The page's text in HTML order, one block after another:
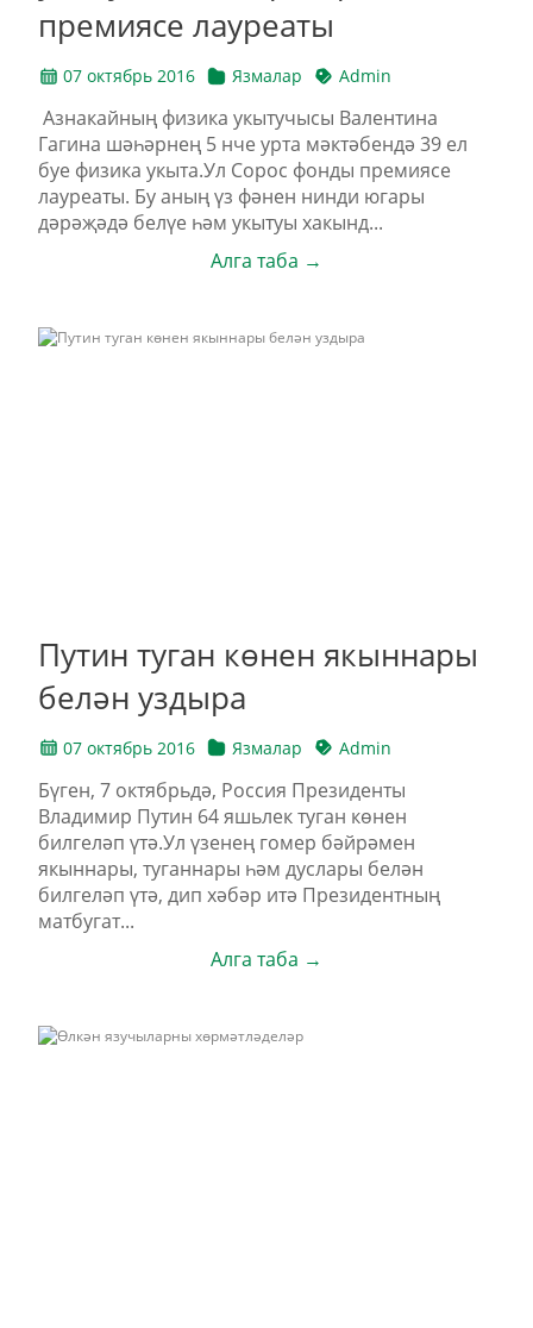
премиясе лауреаты
07 октябрь 2016 Язмалар Admin
Азнакайның физика укытучысы Валентина
Гагина шәһәрнең 5 нче урта мәктәбендә 39 ел
буе физика укыта.Ул Сорос фонды премиясе
лауреаты. Бу аның үз фәнен нинди югары
дәрәҗәдә белүе һәм укытуы хакынд...
Алга таба →
Путин туган көнен якыннары
белән уздыра
07 октябрь 2016 Язмалар Admin
Бүген, 7 октябрьдә, Россия Президенты
Владимир Путин 64 яшьлек туган көнен
билгеләп үтә.Ул үзенең гомер бәйрәмен
якыннары, туганнары һәм дуслары белән
билгеләп үтә, дип хәбәр итә Президентның
матбугат...
Алга таба →